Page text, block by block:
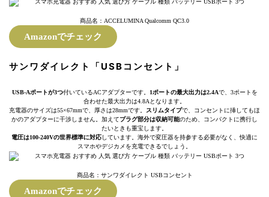
商品名：ACCELUMINA Qualcomm QC3.0
Amazonでチェック
サンワダイレクト「USBコンセント」
USB-Aポートが3つ付いているACアダプターです。 1ポートの最大出力は2.4Aで、3ポートを
合わせた最大出力は4.8Aとなります。
充電器のサイズは55×67mmで、厚さは28mmです。 スリムタイプで、コンセントに挿してもほ
かのアダプターに干渉しません。加えてプラグ部分は収納可能のため、コンパクトに携行し
たいときも重宝します。
電圧は100-240Vの世界標準に対応 しています。海外で変圧器を持参する必要がなく、快適に
スマホやデジカメを充電できるでしょう。
商品名：サンワダイレクト USBコンセント
Amazonでチェック